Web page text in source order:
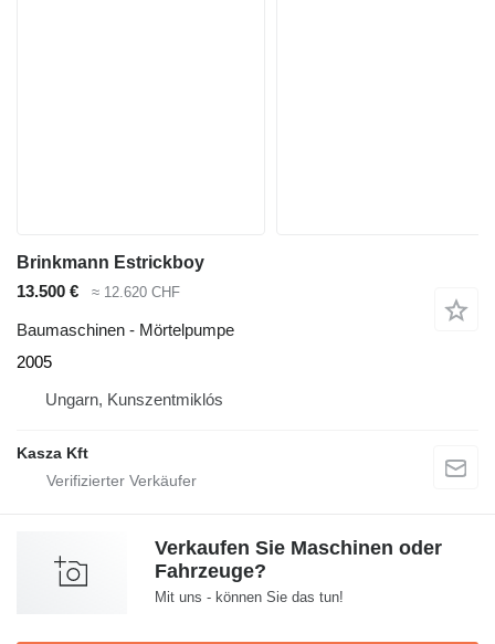
Brinkmann Estrickboy
13.500 €
≈ 12.620 CHF
Baumaschinen - Mörtelpumpe
2005
Ungarn, Kunszentmiklós
Kasza Kft
Verkaufen Sie Maschinen oder
Fahrzeuge?
Mit uns - können Sie das tun!